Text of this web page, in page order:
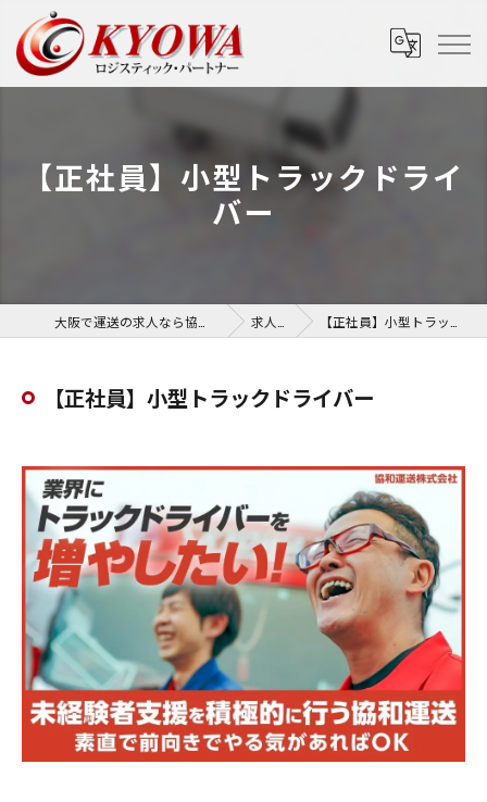
【正社員】小型トラックドライ
バー
求人一覧 【正社員】小型トラックドライバー
【正社員】小型トラックドライバー